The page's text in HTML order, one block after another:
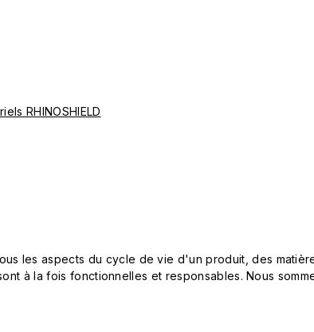
RHINOSHIELD
les aspects du cycle de vie d'un produit, des
à la fois fonctionnelles et responsables. Nous